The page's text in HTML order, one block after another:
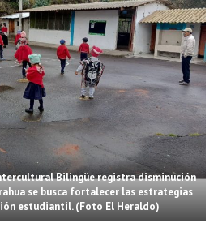
Bilingüe registra disminución
se busca fortalecer las estrategias
estudiantil. (Foto El Heraldo)